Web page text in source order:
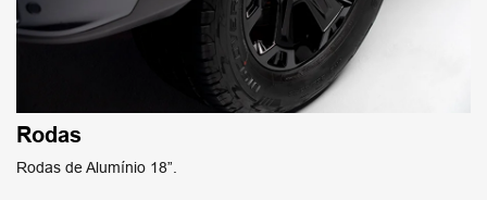
Rodas
Rodas de Alumínio 18”.